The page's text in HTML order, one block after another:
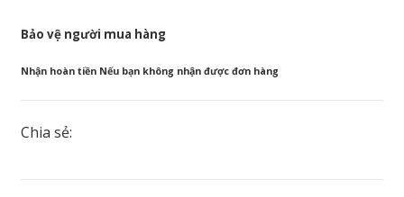
Bảo vệ người mua hàng
Nhận hoàn tiền Nếu bạn không nhận được đơn hàng
Chia sẻ: